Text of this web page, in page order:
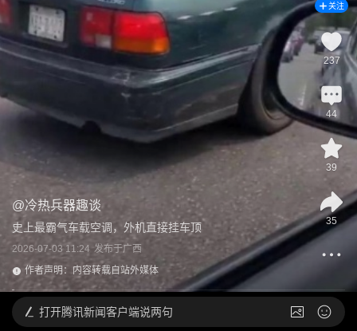
@冷热兵器趣谈
史上最霸气车载空调，外机直接挂车顶
2026-07-03 11:24 发布于广西
作者声明：内容转载自站外媒体
关注
237
44
39
35
打开腾讯新闻客户端说两句